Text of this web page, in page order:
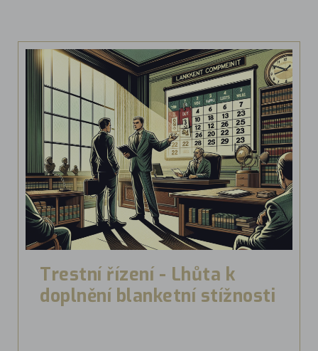
Trestní řízení - Lhůta k
doplnění blanketní stížnosti